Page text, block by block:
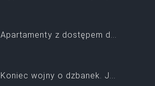
Apartamenty z dostępem d...
Koniec wojny o dzbanek. J...